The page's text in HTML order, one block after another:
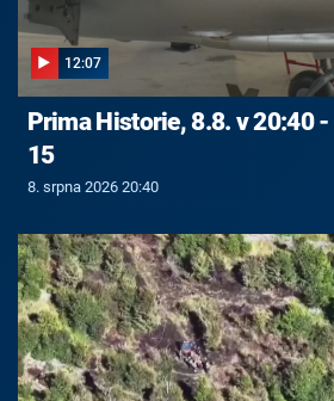
12:07
Prima Historie, 8.8. v 20:40
15
8. srpna 2026 20:40